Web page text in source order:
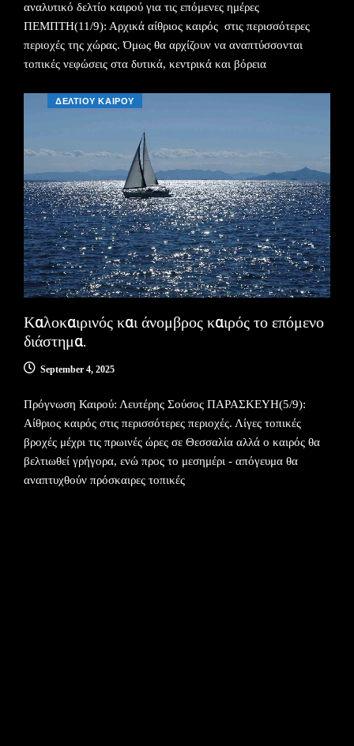
αναλυτικό δελτίο καιρού για τις επόμενες ημέρες
ΠΕΜΠΤΗ(11/9): Αρχικά αίθριος καιρός στις περισσότερες
περιοχές της χώρας. Όμως θα αρχίζουν να αναπτύσσονται
τοπικές νεφώσεις στα δυτικά, κεντρικά και βόρεια
ΔΕΛΤΙΟΥ ΚΑΙΡΟΥ
Καλοκαιρινός και άνομβρος καιρός το επόμενο
διάστημα.
September 4, 2025
Πρόγνωση Καιρού: Λευτέρης Σούσος ΠΑΡΑΣΚΕΥΗ(5/9):
Αίθριος καιρός στις περισσότερες περιοχές. Λίγες τοπικές
βροχές μέχρι τις πρωινές ώρες σε Θεσσαλία αλλά ο καιρός θα
βελτιωθεί γρήγορα, ενώ προς το μεσημέρι - απόγευμα θα
αναπτυχθούν πρόσκαιρες τοπικές